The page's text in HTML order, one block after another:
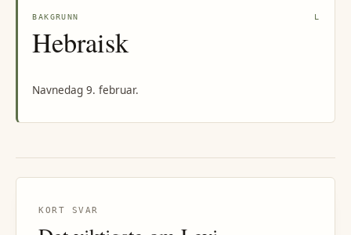
BAKGRUNN L
Hebraisk
Navnedag 9. februar.
KORT SVAR